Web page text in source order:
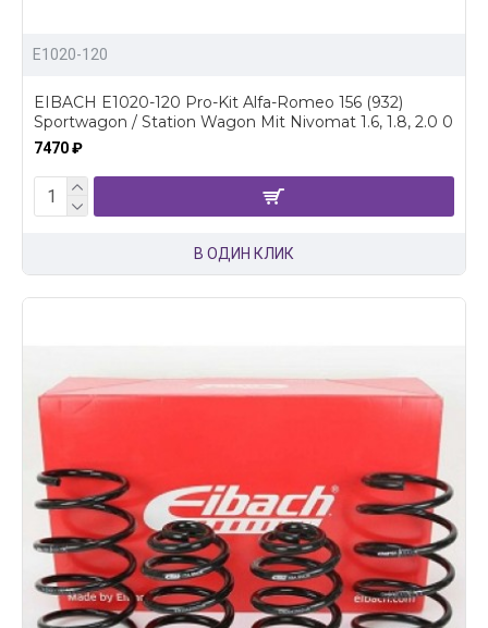
E1020-120
EIBACH E1020-120 Pro-Kit Alfa-Romeo 156 (932)
Sportwagon / Station Wagon Mit Nivomat 1.6, 1.8, 2.0 0
7470 ₽
В ОДИН КЛИК